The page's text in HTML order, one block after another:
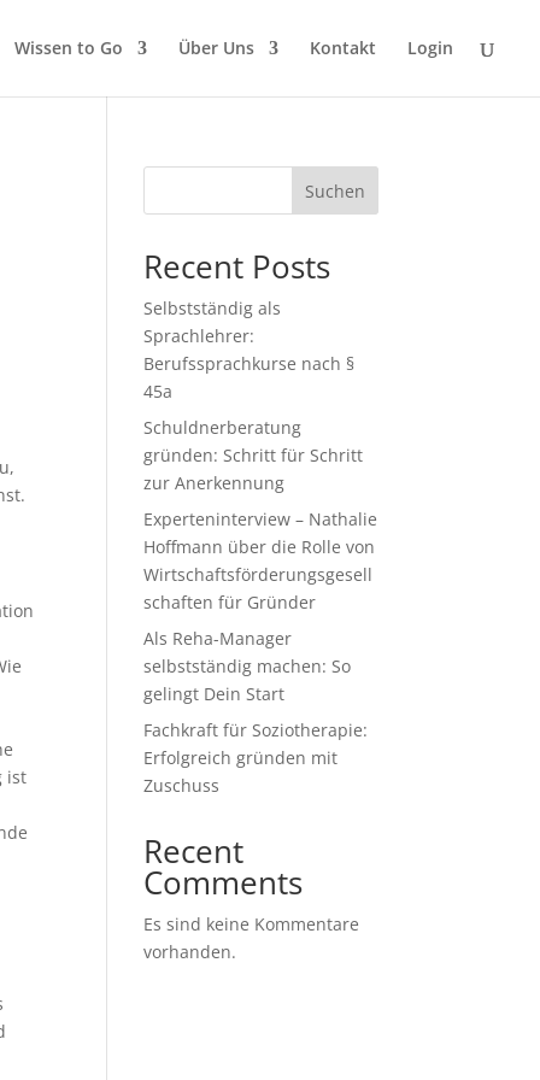
Wissen to Go Über Uns Kontakt Login
ist
Suchen
Recent Posts
Selbstständig als
Sprachlehrer:
Berufssprachkurse nach §
45a
Schuldnerberatung
gründen: Schritt für Schritt
zur Anerkennung
Experteninterview – Nathalie
Hoffmann über die Rolle von
Wirtschaftsförderungsgesell
schaften für Gründer
Als Reha-Manager
selbstständig machen: So
gelingt Dein Start
Fachkraft für Soziotherapie:
Erfolgreich gründen mit
Zuschuss
Recent
Comments
Es sind keine Kommentare
vorhanden.